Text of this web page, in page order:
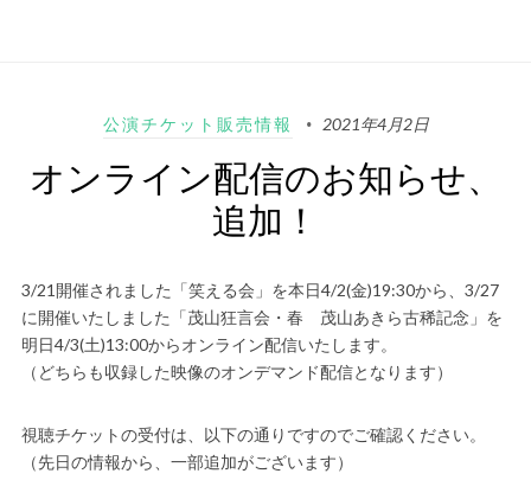
公演チケット販売情報 2021年4月2日
オンライン配信のお知らせ、
追加！
3/21開催されました「笑える会」を本日4/2(金)19:30から、3/27
に開催いたしました「茂山狂言会・春 茂山あきら古稀記念」を
明日4/3(土)13:00からオンライン配信いたします。
（どちらも収録した映像のオンデマンド配信となります）
視聴チケットの受付は、以下の通りですのでご確認ください。
（先日の情報から、一部追加がございます）